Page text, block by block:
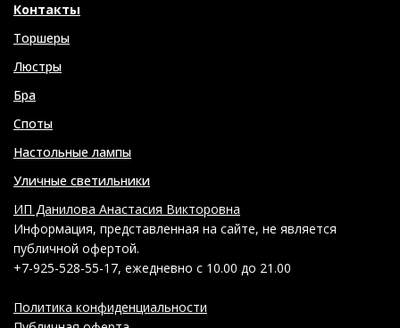
Контакты
Торшеры
Люстры
Бра
Споты
Настольные лампы
Уличные светильники
ИП Данилова Анастасия Викторовна
Информация, представленная на сайте, не является
публичной офертой.
+7-925-528-55-17, ежедневно с 10.00 до 21.00
Политика конфиденциальности